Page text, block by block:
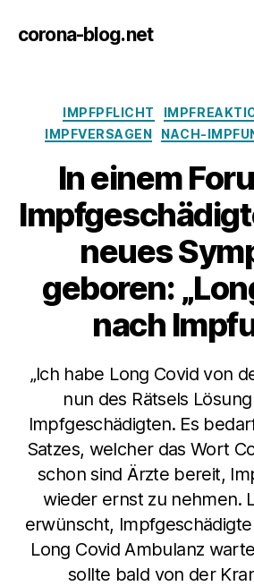
corona-blog.net
IMPFPFLICHT
IMPFVERSAGEN
NACH-
In einem
neues
geboren:
nach
„Ich habe Long Covid von
nun des Rätsels
Impfgeschädigten. Es
Satzes, welcher das Wort
schon sind Ärzte bereit,
wieder ernst zu nehmen.
erwünscht,
Long Covid Ambulanz
sollte bald von der